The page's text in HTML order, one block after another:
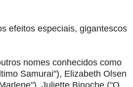
efeitos especiais, gigantescos
nomes conhecidos como
Samurai"), Elizabeth Olsen
Juliette Binoche ("O